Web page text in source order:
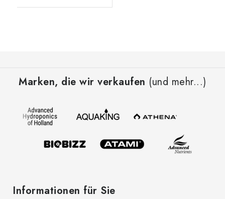
Marken, die wir verkaufen (und mehr...)
Informationen für Sie